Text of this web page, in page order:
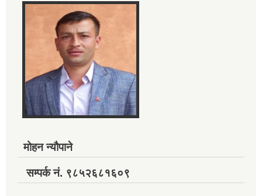
मोहन न्यौपाने
सम्पर्क नं. ९८५२६८१६०९